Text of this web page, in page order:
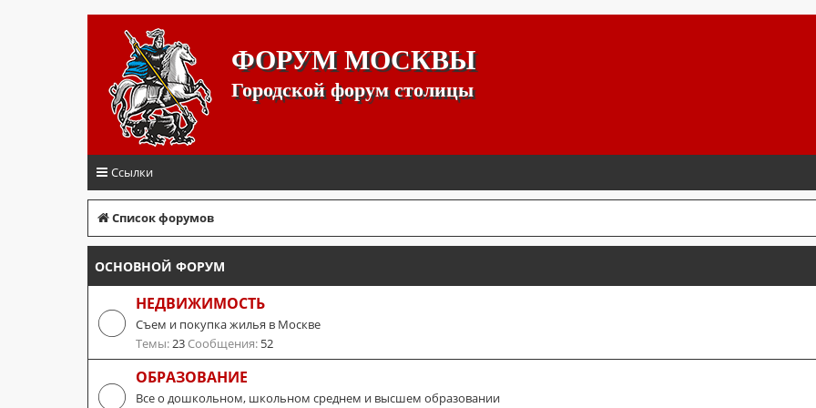
ФОРУМ МОСКВЫ
Городской форум столицы
Ссылки
Список форумов
ОСНОВНОЙ ФОРУМ
НЕДВИЖИМОСТЬ
Съем и покупка жилья в Москве
Темы:23 Сообщения: 52
ОБРАЗОВАНИЕ
Все о дошкольном, школьном среднем и высшем образовании